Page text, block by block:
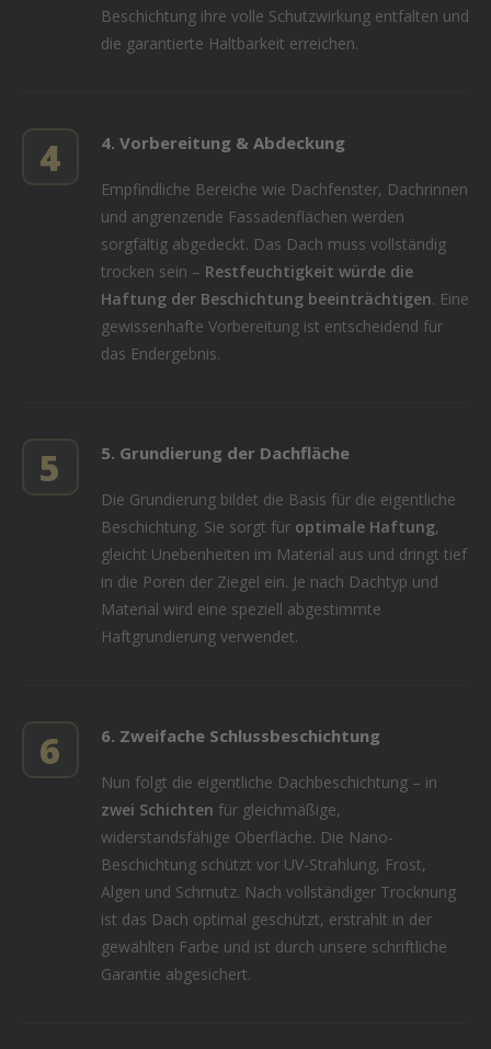
Beschichtung ihre volle Schutzwirkung entfalten und
die garantierte Haltbarkeit erreichen.
4 4. Vorbereitung & Abdeckung
Empfindliche Bereiche wie Dachfenster, Dachrinnen
und angrenzende Fassadenflächen werden
sorgfältig abgedeckt. Das Dach muss vollständig
trocken sein – Restfeuchtigkeit würde die
Haftung der Beschichtung beeinträchtigen. Eine
gewissenhafte Vorbereitung ist entscheidend für
das Endergebnis.
5 5. Grundierung der Dachfläche
Die Grundierung bildet die Basis für die eigentliche
Beschichtung. Sie sorgt für optimale Haftung,
gleicht Unebenheiten im Material aus und dringt tief
in die Poren der Ziegel ein. Je nach Dachtyp und
Material wird eine speziell abgestimmte
Haftgrundierung verwendet.
6 6. Zweifache Schlussbeschichtung
Nun folgt die eigentliche Dachbeschichtung – in
zwei Schichten für gleichmäßige,
widerstandsfähige Oberfläche. Die Nano-
Beschichtung schützt vor UV-Strahlung, Frost,
Algen und Schmutz. Nach vollständiger Trocknung
ist das Dach optimal geschützt, erstrahlt in der
gewählten Farbe und ist durch unsere schriftliche
Garantie abgesichert.